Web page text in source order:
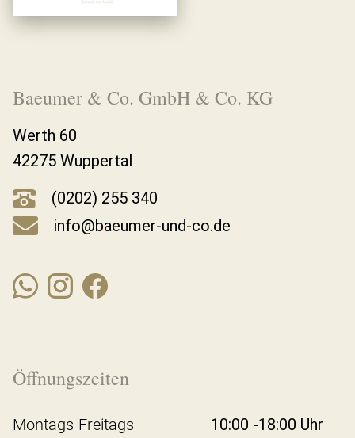
Baeumer & Co. GmbH & Co. KG
Werth 60
42275 Wuppertal
(0202) 255 340
info@baeumer-und-co.de
Öffnungszeiten
Montags-Freitags
10:00 -18:00 Uhr